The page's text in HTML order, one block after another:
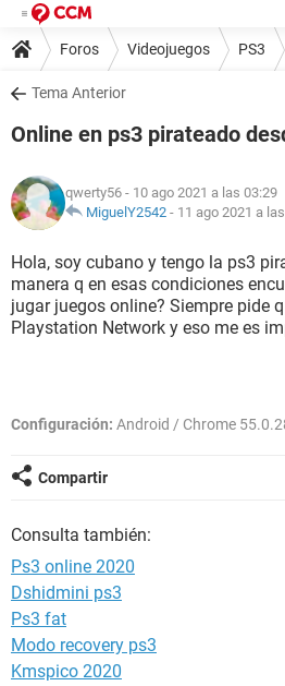
Foros Videojuegos PS3
Tema Anterior
Online en ps3 pirateado
qwerty56 - 10 ago 2021 a las 03:29
MiguelY2542 - 11 ago 2021 a
Hola, soy cubano y tengo la ps3
manera q en esas condiciones
jugar juegos online? Siempre pide
Playstation Network y eso me es
Configuración: Android / Chrome
Compartir
Consulta también:
Ps3 online 2020
Dshidmini ps3
Ps3 fat
Modo recovery ps3
Kmspico 2020